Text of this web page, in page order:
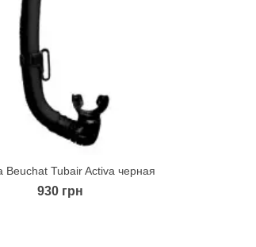
Quick view
Beuchat Tubair Activa черная
930 грн